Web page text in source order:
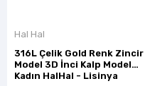
Hal Hal
316L Çelik Gold Renk Zincir
Model 3D İnci Kalp Model
Kadın HalHal - Lisinya